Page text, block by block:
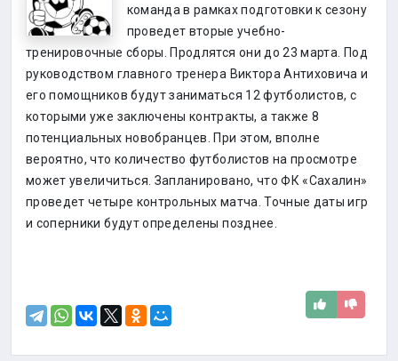
команда в рамках подготовки к сезону
проведет вторые учебно-
тренировочные сборы. Продлятся они до 23 марта. Под
руководством главного тренера Виктора Антиховича и
его помощников будут заниматься 12 футболистов, с
которыми уже заключены контракты, а также 8
потенциальных новобранцев. При этом, вполне
вероятно, что количество футболистов на просмотре
может увеличиться. Запланировано, что ФК «Сахалин»
проведет четыре контрольных матча. Точные даты игр
и соперники будут определены позднее.